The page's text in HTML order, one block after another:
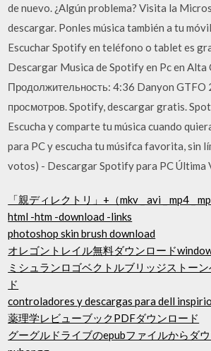
de nuevo. ¿Algún problema? Visita la
descargar. Ponles música también a tu
Escuchar Spotify en teléfono o tablet es
Descargar Musica de Spotify en Pc en Alta
Продолжительность: 4:36 Danyon GTFO
просмотров. Spotify, descargar gratis.
Escucha y comparte tu música cuando
para PC y escucha tu músifca favorita, sin
votos) - Descargar Spotify para PC Última
「親ディレクトリ」+（mkv _ avi _ mp4 _
html -htm -download -links
photoshop skin brush download
オレゴントレイル無料ダウンロード
ミシュランロゴベクトルブリッジストー
ド
controladores y descargas para dell
薬理学レビューブックPDFダウンロード
グーグルドライブのepubファイルからダ